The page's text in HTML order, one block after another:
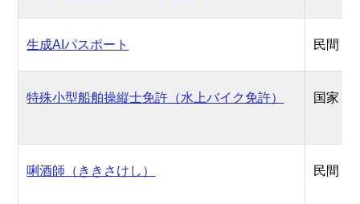
生成AIパスポート 民間
特殊小型船舶操縦士免許（水上バイク免許） 国家
唎酒師（ききさけし） 民間